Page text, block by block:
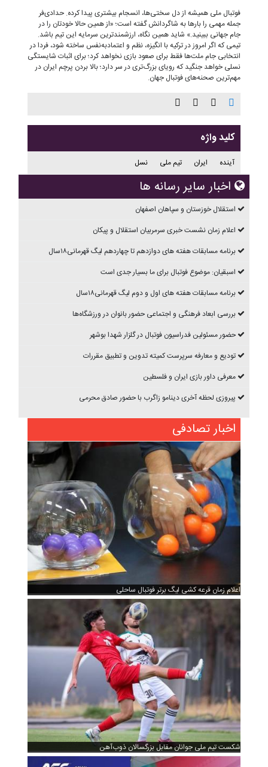
فوتبال ملی همیشه از دل سختی‌ها، انسجام بیشتری پیدا کرده. حدادی‌فر
جمله مهمی را بارها به شاگردانش گفته است؛ «از همین حالا خودتان را در
جام جهانی ببینید.» شاید همین نگاه، ارزشمندترین سرمایه این تیم باشد.
تیمی که اگر امروز در ترکیه با انگیزه، نظم و اعتمادبه‌نفس ساخته شود، فردا در
انتخابی جام ملت‌ها فقط برای صعود بازی نخواهد کرد؛ برای اثبات شایستگی
نسلی خواهد جنگید که رویای بزرگ‌تری در سر دارد؛ بالا بردن پرچم ایران در
مهم‌ترین صحنه‌های فوتبال جهان.
کلید واژه
آینده ایران تیم ملی نسل
اخبار سایر رسانه ها
استقلال خوزستان و سپاهان اصفهان
اعلام زمان نشست خبری سرمربیان استقلال و پیکان
برنامه مسابقات هفته های دوازدهم تا چهاردهم ليگ قهرمانی۱۸سال
اسبقیان: موضوع فوتبال برای ما بسیار جدی است
برنامه مسابقات هفته های اول و دوم ليگ قهرمانی۱۸سال
بررسی ابعاد فرهنگی و اجتماعی حضور بانوان در ورزشگاه‌ها
حضور مسئولین فدراسیون فوتبال در گلزار شهدا بوشهر
تودیع و معارفه سرپرست کمیته تدوین و تطبیق مقررات
معرفی داور بازی ایران و فلسطین
پیروزی لحظه آخری دینامو زاگرب با حضور صادق محرمی
اخبار تصادفی
اعلام زمان قرعه کشی لیگ برتر فوتبال ساحلی
شکست تیم ملی جوانان مقابل بزرگسالان ذوب‌آهن